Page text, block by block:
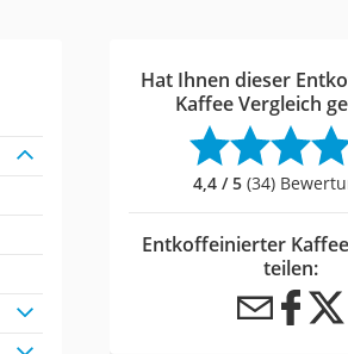
Hat Ihnen dieser
Kaffee Vergleich
4,4 / 5 (34)
Entkoffeinierter
teilen: